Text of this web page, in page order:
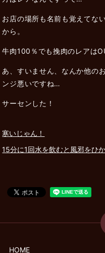
お店の場所も名前も覚えてな
から。
牛肉100％でも挽肉のレアは
あ、すいません、なんか他の
ンジ悪いですね…
サーセンした！
寒いじゃん！
15分に1回水を飲むと風邪をひ
HOME